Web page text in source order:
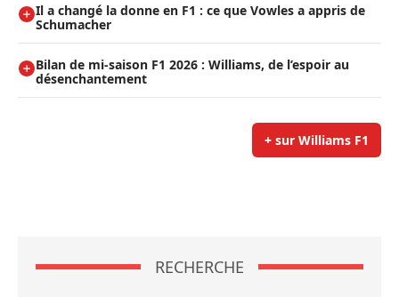
Il a changé la donne en F1 : ce que Vowles a appris de
Schumacher
Bilan de mi-saison F1 2026 : Williams, de l’espoir au
désenchantement
+ sur Williams F1
RECHERCHE